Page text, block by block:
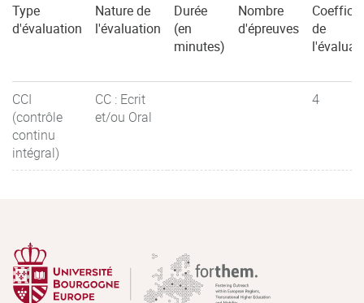
Type
d'évaluation
Nature de
l'évaluation
Durée
(en
minutes)
Nombre
d'épreuves
de
CCI
(contrôle
continu
intégral)
CC : Ecrit
et/ou Oral
4